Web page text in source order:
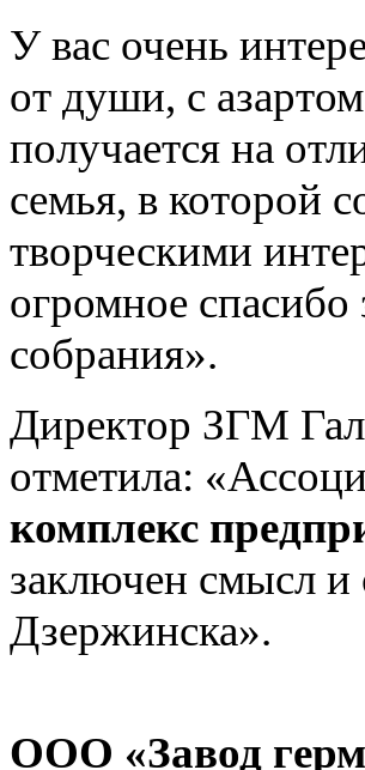
У вас очень
от души, с
получается на
семья, в которой
творческими
огромное
собрания».
Директор ЗГМ
отметила:
комплекс
заключен смысл и
Дзержинска».
ООО «Завод